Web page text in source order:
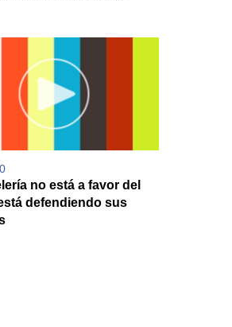
no está a favor del
defendiendo sus